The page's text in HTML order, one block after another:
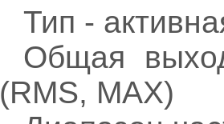
Тип -
Общая
(RMS, MAX)